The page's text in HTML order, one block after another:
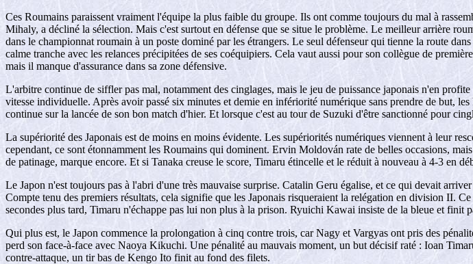
Ces Roumains paraissent vraiment l'équipe la plus faible du groupe. Ils ont comme toujours du mal à
Mihaly, a décliné la sélection. Mais c'est surtout en défense que se situe le problème. Le meilleur arrière
dans le championnat roumain à un poste dominé par les étrangers. Le seul défenseur qui tienne la route
calme tranche avec les relances précipitées de ses coéquipiers. Cela vaut aussi pour son collègue de
mais il manque d'assurance dans sa zone défensive.
L'arbitre continue de siffler pas mal, notamment des cinglages, mais le jeu de puissance japonais n'en
vitesse individuelle. Après avoir passé six minutes et demie en infériorité numérique sans prendre de but,
continue sur la lancée de son bon match d'hier. Et lorsque c'est au tour de Suzuki d'être sanctionné pour
La supériorité des Japonais est de moins en moins évidente. Les supériorités numériques viennent à leur
cependant, ce sont étonnamment les Roumains qui dominent. Ervin Moldován rate de belles occasions,
de patinage, marque encore. Et si Tanaka creuse le score, Timaru étincelle et le réduit à nouveau à 4-3 en
Le Japon n'est toujours pas à l'abri d'une très mauvaise surprise. Catalin Geru égalise, et ce qui devait
Compte tenu des premiers résultats, cela signifie que les Japonais risqueraient la relégation en division II.
secondes plus tard, Timaru n'échappe pas lui non plus à la prison. Ryuichi Kawai insiste de la bleue et finit
Qui plus est, le Japon commence la prolongation à cinq contre trois, car Nagy et Vargyas ont pris des
perd son face-à-face avec Naoya Kikuchi. Une pénalité au mauvais moment, un but décisif raté : Ioan
contre-attaque, un tir bas de Kengo Ito finit au fond des filets.